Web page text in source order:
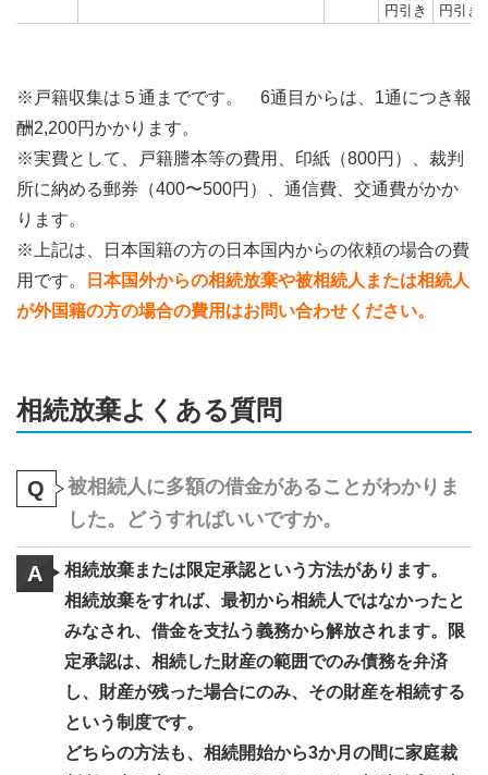
円引き
円引き
※戸籍収集は５通までです。 6通目からは、1通につき報
酬2,200円かかります。
※実費として、戸籍謄本等の費用、印紙（800円）、裁判
所に納める郵券（400〜500円）、通信費、交通費がかか
ります。
※上記は、日本国籍の方の日本国内からの依頼の場合の費
用です。
日本国外からの相続放棄や被相続人または相続人
が外国籍の方の場合の費用はお問い合わせください。
相続放棄よくある質問
Q
被相続人に多額の借金があることがわかりま
した。どうすればいいですか。
A
相続放棄または限定承認という方法があります。
相続放棄をすれば、最初から相続人ではなかったと
みなされ、借金を支払う義務から解放されます。限
定承認は、相続した財産の範囲でのみ債務を弁済
し、財産が残った場合にのみ、その財産を相続する
という制度です。
どちらの方法も、相続開始から3か月の間に家庭裁